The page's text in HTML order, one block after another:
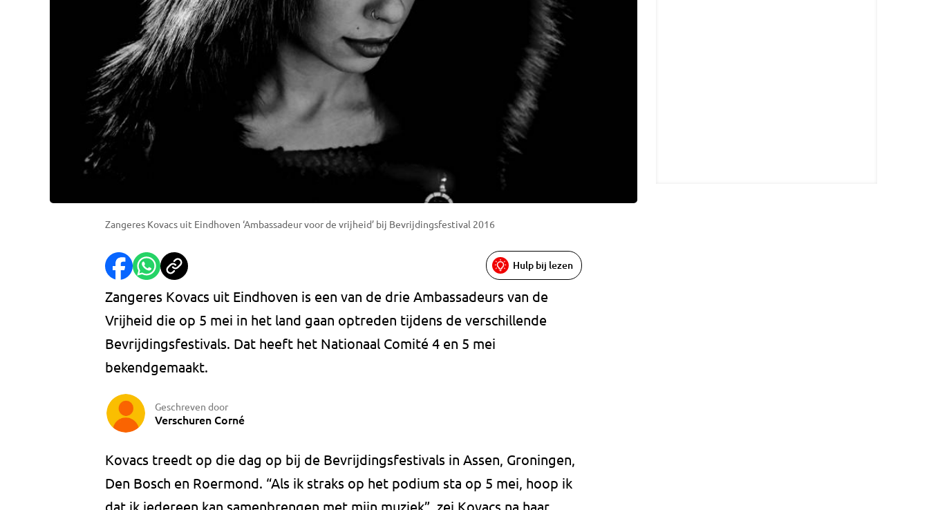
Zangeres Kovacs uit Eindhoven ‘Ambassadeur voor de vrijheid’ bij Bevrijdingsfestival 2016
Hulp bij lezen
Zangeres Kovacs uit Eindhoven is een van de drie Ambassadeurs van de
Vrijheid die op 5 mei in het land gaan optreden tijdens de verschillende
Bevrijdingsfestivals. Dat heeft het Nationaal Comité 4 en 5 mei
bekendgemaakt.
Geschreven door
Verschuren Corné
Kovacs treedt op die dag op bij de Bevrijdingsfestivals in Assen, Groningen,
Den Bosch en Roermond. “Als ik straks op het podium sta op 5 mei, hoop ik
dat ik iedereen kan samenbrengen met mijn muziek”, zei Kovacs na haar